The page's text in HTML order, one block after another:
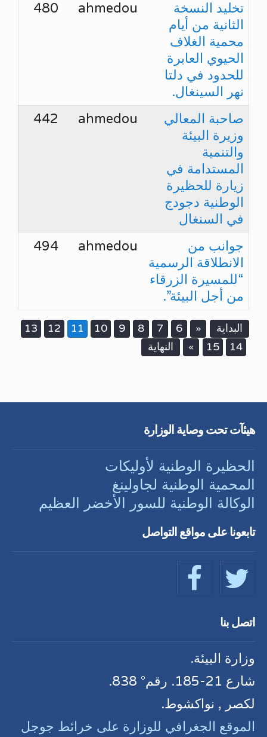
‎تخليد النسخة
الثانية من أيام
محمية الغلاف
الحيوي العابرة
للحدود في دلتا
نهر السينغال.
ahmedou
480
صاحبة المعالي
وزيرة البيئة
والتنمية
المستدامة في
زيارة للحظيرة
الوطنية دجودج
في السنغال
ahmedou
442
جوانب من
الانطلاقة الرسمية
“للمسيرة الزرقاء
من أجل البيئة”.
ahmedou
494
البداية «
6
7
8
9
10
11
12
13
14
15
» النهاية
هيئآت تحت وصاية الوزارة
الحظيرة الوطنية لأوليكات
المحمية الوطنية لجاولينغ
الوكالة الوطنية للسور الأخضر العظيم
تابعونا على مواقع التواصل
اتصل بنا
وزارة البيئة.
شارع 21-185. رقم° 838.
لكصر , نواكشوط.
الموقع الجغرافي للوزارة على خرائط جوجل